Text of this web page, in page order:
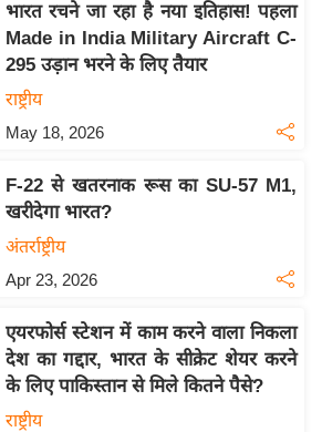
भारत रचने जा रहा है नया इतिहास! पहला
Made in India Military Aircraft C-
295 उड़ान भरने के लिए तैयार
राष्ट्रीय
May 18, 2026
F-22 से खतरनाक रूस का SU-57 M1,
खरीदेगा भारत?
अंतर्राष्ट्रीय
Apr 23, 2026
एयरफोर्स स्टेशन में काम करने वाला निकला
देश का गद्दार, भारत के सीक्रेट शेयर करने
के लिए पाकिस्तान से मिले कितने पैसे?
राष्ट्रीय